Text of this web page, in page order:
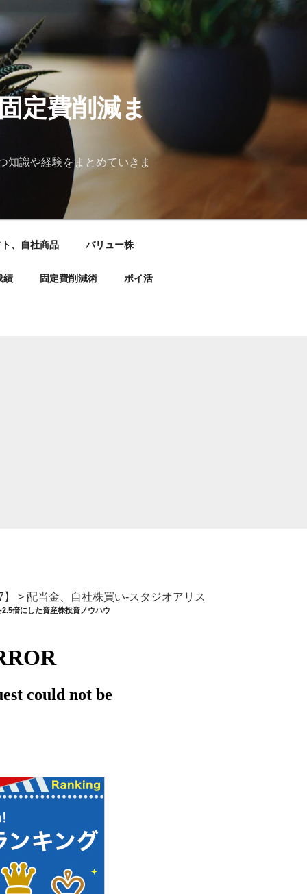
定費削減ま
知識や経験をまとめていきま
、自社商品 バリュー株
績 固定費削減術 ポイ活
> 配当金、自社株買い-スタジオアリス
倍にした資産株投資ノウハウ